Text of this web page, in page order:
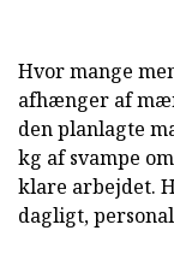
Hvor mange
afhænger af
den planlagte
kg af svampe
klare arbejdet.
dagligt,